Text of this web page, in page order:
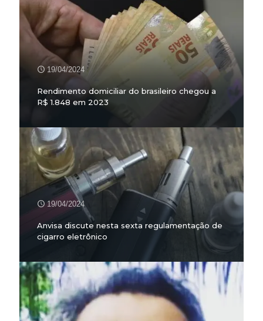
19/04/2024
Rendimento domiciliar do brasileiro chegou a
R$ 1.848 em 2023
19/04/2024
Anvisa discute nesta sexta regulamentação de
cigarro eletrônico